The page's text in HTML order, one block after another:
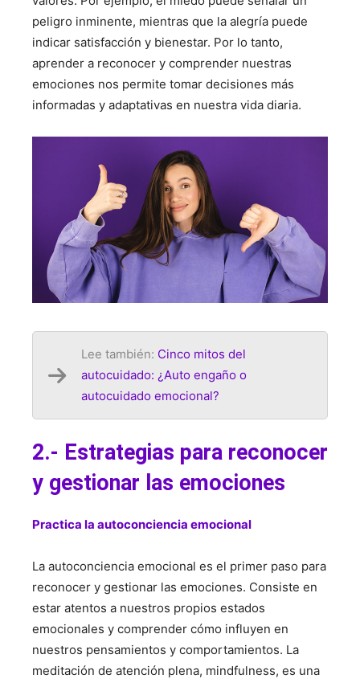
peligro inminente, mientras que la alegría puede
indicar satisfacción y bienestar. Por lo tanto,
aprender a reconocer y comprender nuestras
emociones nos permite tomar decisiones más
informadas y adaptativas en nuestra vida diaria.
Lee también: Cinco mitos del
autocuidado: ¿Auto engaño o
autocuidado emocional?
2.- Estrategias para reconocer
y gestionar las emociones
Practica la autoconciencia emocional
La autoconciencia emocional es el primer paso para
reconocer y gestionar las emociones. Consiste en
estar atentos a nuestros propios estados
emocionales y comprender cómo influyen en
nuestros pensamientos y comportamientos. La
meditación de atención plena, mindfulness, es una